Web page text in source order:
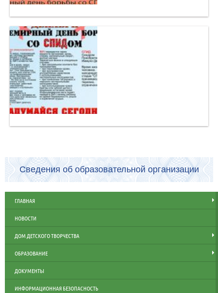
Сведения об образовательной организации
ГЛАВНАЯ
НОВОСТИ
ДОМ ДЕТСКОГО ТВОРЧЕСТВА
ОБРАЗОВАНИЕ
ДОКУМЕНТЫ
ИНФОРМАЦИОННАЯ БЕЗОПАСНОСТЬ